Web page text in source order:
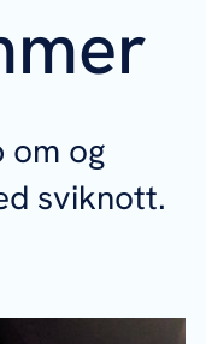
om og
sviknott.